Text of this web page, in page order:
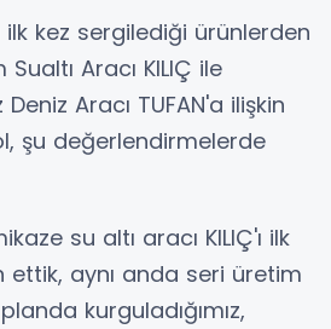
ilk kez sergilediği ürünlerden
Aracı KILIÇ ile
Aracı TUFAN'a ilişkin
şu değerlendirmelerde
su altı aracı KILIÇ'ı ilk
aynı anda seri üretim
kurguladığımız,